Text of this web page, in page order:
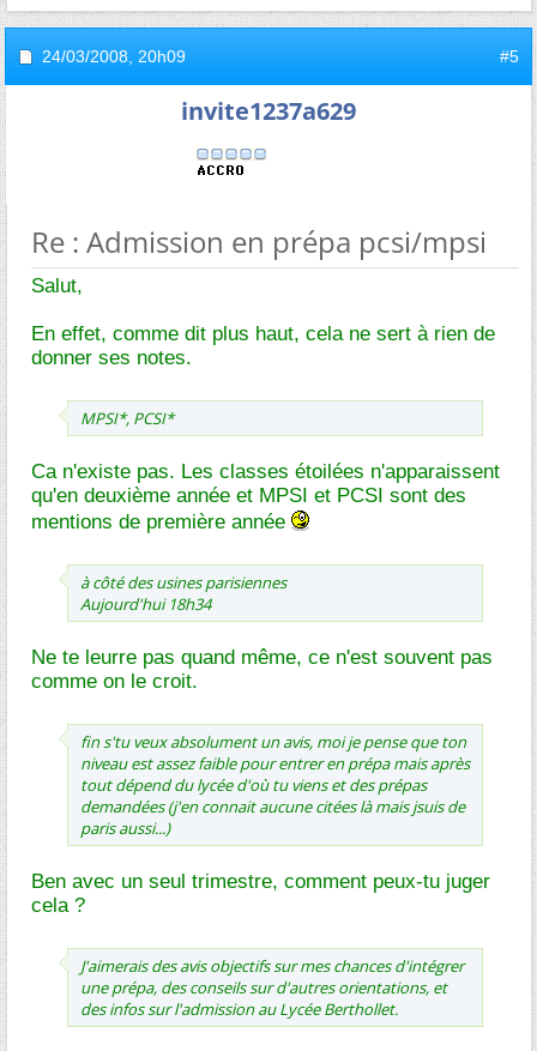
24/03/2008, 20h09 #5
invite1237a629
Re : Admission en prépa pcsi/mpsi
Salut,
En effet, comme dit plus haut, cela ne sert à rien de
donner ses notes.
MPSI*, PCSI*
Ca n'existe pas. Les classes étoilées n'apparaissent
qu'en deuxième année et MPSI et PCSI sont des
mentions de première année
à côté des usines parisiennes
Aujourd'hui 18h34
Ne te leurre pas quand même, ce n'est souvent pas
comme on le croit.
fin s'tu veux absolument un avis, moi je pense que ton
niveau est assez faible pour entrer en prépa mais après
tout dépend du lycée d'où tu viens et des prépas
demandées (j'en connait aucune citées là mais jsuis de
paris aussi...)
Ben avec un seul trimestre, comment peux-tu juger
cela ?
J'aimerais des avis objectifs sur mes chances d'intégrer
une prépa, des conseils sur d'autres orientations, et
des infos sur l'admission au Lycée Berthollet.